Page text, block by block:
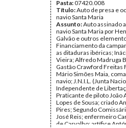
Pasta:07420.008
Título:Auto de presa e
navio Santa Maria
Assunto:Auto assinado
navio Santa Maria por
Galvão e outros
Financiamento da
as ditaduras ibéricas;
Vieira; Alfredo Madruga
Gastão Crawford Freitas
Mário Simões Maia,
navio; J.N.I.L. (Junta
Independente de
Praticante de piloto João
Lopes de Sousa; criado
Pires; Segundo
José Reis; enfermeiro
de Carvalho; artífice